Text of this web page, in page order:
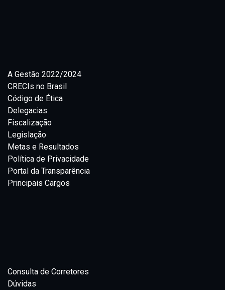
A Gestão 2022/2024
CRECIs no Brasil
Código de Ética
Delegacias
Fiscalização
Legislação
Metas e Resultados
Política de Privacidade
Portal da Transparência
Principais Cargos
Consulta de Corretores
Dúvidas